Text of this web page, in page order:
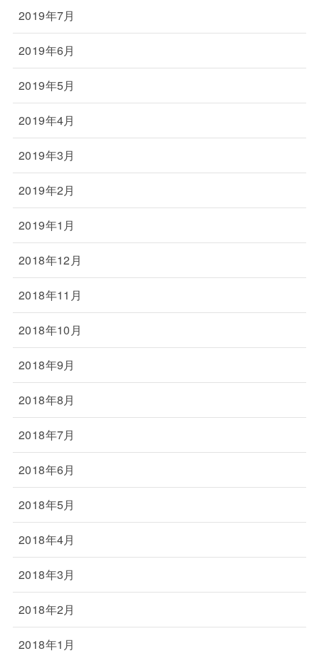
2019年7月
2019年6月
2019年5月
2019年4月
2019年3月
2019年2月
2019年1月
2018年12月
2018年11月
2018年10月
2018年9月
2018年8月
2018年7月
2018年6月
2018年5月
2018年4月
2018年3月
2018年2月
2018年1月